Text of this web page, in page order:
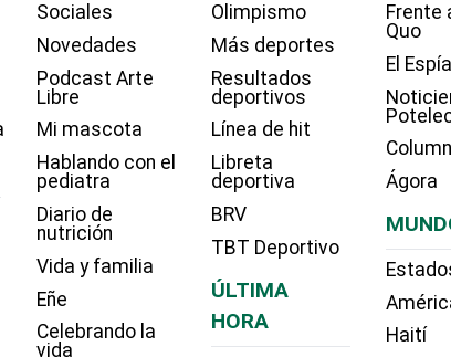
Sociales
Novedades
Podcast Arte
Libre
Mi mascota
Hablando con el
pediatra
Diario de
nutrición
Vida y familia
Eñe
Celebrando la
vida
Olimpismo
Más deportes
Resultados
deportivos
Línea de hit
Libreta
deportiva
BRV
TBT Deportivo
ÚLTIMA
HORA
Frente
Quo
El Espía
Ágora
Haití